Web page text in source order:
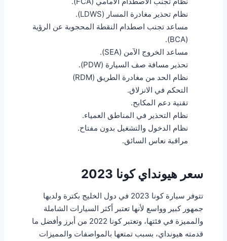
نظام تحذير مغادرة المسار (LDWS).
مساعد تجنب اصطدام النقطة المحجوبة عن الرؤية
(BCA).
مساعد الخروج الآمن (SEA).
تحذير مسافة صف السيارة (PDW).
نظام الحد من مغادرة الطريق (RDM)
التحكم في الانزلاق.
تقنية دعم المكابح.
نظام التحذير في المناطق العمياء.
نظام الدخول والتشغيل بدون مفتاح.
مراقبة نعاس السائق.
سعر هيونداي كونا 2023
تتوفر سيارة كونا 2023 في دول الخليج بكترة ولديها
جمهور كبير وواسع لأنها تعتبر أكثر السيارات الشاملة
والمميزة في فئتها، وتعتبر كونا 2022 من أبرز وأفضل ما
قدمته هيونداي، بسبب تمتعها بالمواصفات والمميزات